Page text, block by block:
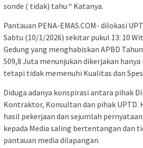
sonde ( tidak) tahu “ Katanya.
Pantauan PENA-EMAS.COM- dilokasi
Sabtu (10/1/2026) sekitar pukul 13: 10
Gedung yang menghabiskan APBD
509,8 Juta menunjukan dikerjakan
tetapi tidak memenuhi Kualitas dan
Diduga adanya konspirasi antara pihak
Kontraktor, Konsultan dan pihak UPTD.
hasil pekerjaan dan sejumlah
kepada Media saling bertentangan dan
pantauan media dilapangan.